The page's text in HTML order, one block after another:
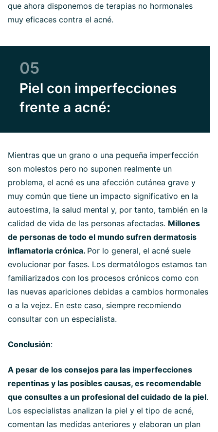
que ahora disponemos de terapias no hormonales
muy eficaces contra el acné.
05
Piel con imperfecciones
frente a acné:
Mientras que un grano o una pequeña imperfección
son molestos pero no suponen realmente un
problema, el acné es una afección cutánea grave y
muy común que tiene un impacto significativo en la
autoestima, la salud mental y, por tanto, también en la
calidad de vida de las personas afectadas. Millones
de personas de todo el mundo sufren dermatosis
inflamatoria crónica. Por lo general, el acné suele
evolucionar por fases. Los dermatólogos estamos tan
familiarizados con los procesos crónicos como con
las nuevas apariciones debidas a cambios hormonales
o a la vejez. En este caso, siempre recomiendo
consultar con un especialista.
Conclusión:
A pesar de los consejos para las imperfecciones
repentinas y las posibles causas, es recomendable
que consultes a un profesional del cuidado de la piel.
Los especialistas analizan la piel y el tipo de acné,
comentan las medidas anteriores y elaboran un plan